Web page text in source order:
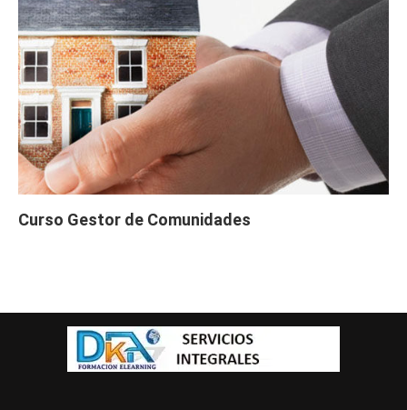
Curso Gestor de Comunidades